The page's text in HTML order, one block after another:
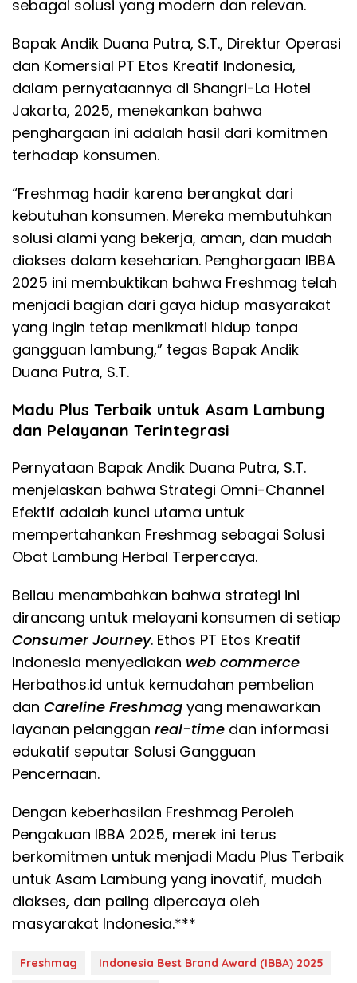
sebagai solusi yang modern dan relevan.
​Bapak Andik Duana Putra, S.T., Direktur Operasi
dan Komersial PT Etos Kreatif Indonesia,
dalam pernyataannya di Shangri-La Hotel
Jakarta, 2025, menekankan bahwa
penghargaan ini adalah hasil dari komitmen
terhadap konsumen.
​“Freshmag hadir karena berangkat dari
kebutuhan konsumen. Mereka membutuhkan
solusi alami yang bekerja, aman, dan mudah
diakses dalam keseharian. Penghargaan IBBA
2025 ini membuktikan bahwa Freshmag telah
menjadi bagian dari gaya hidup masyarakat
yang ingin tetap menikmati hidup tanpa
gangguan lambung,” tegas Bapak Andik
Duana Putra, S.T.
​Madu Plus Terbaik untuk Asam Lambung
dan Pelayanan Terintegrasi
​Pernyataan Bapak Andik Duana Putra, S.T.
menjelaskan bahwa Strategi Omni-Channel
Efektif adalah kunci utama untuk
mempertahankan Freshmag sebagai Solusi
Obat Lambung Herbal Terpercaya.
​Beliau menambahkan bahwa strategi ini
dirancang untuk melayani konsumen di setiap
Consumer Journey. Ethos PT Etos Kreatif
Indonesia menyediakan web commerce
Herbathos.id untuk kemudahan pembelian
dan Careline Freshmag yang menawarkan
layanan pelanggan real-time dan informasi
edukatif seputar Solusi Gangguan
Pencernaan.
​Dengan keberhasilan Freshmag Peroleh
Pengakuan IBBA 2025, merek ini terus
berkomitmen untuk menjadi Madu Plus Terbaik
untuk Asam Lambung yang inovatif, mudah
diakses, dan paling dipercaya oleh
masyarakat Indonesia.***
Freshmag
Indonesia Best Brand Award (IBBA) 2025